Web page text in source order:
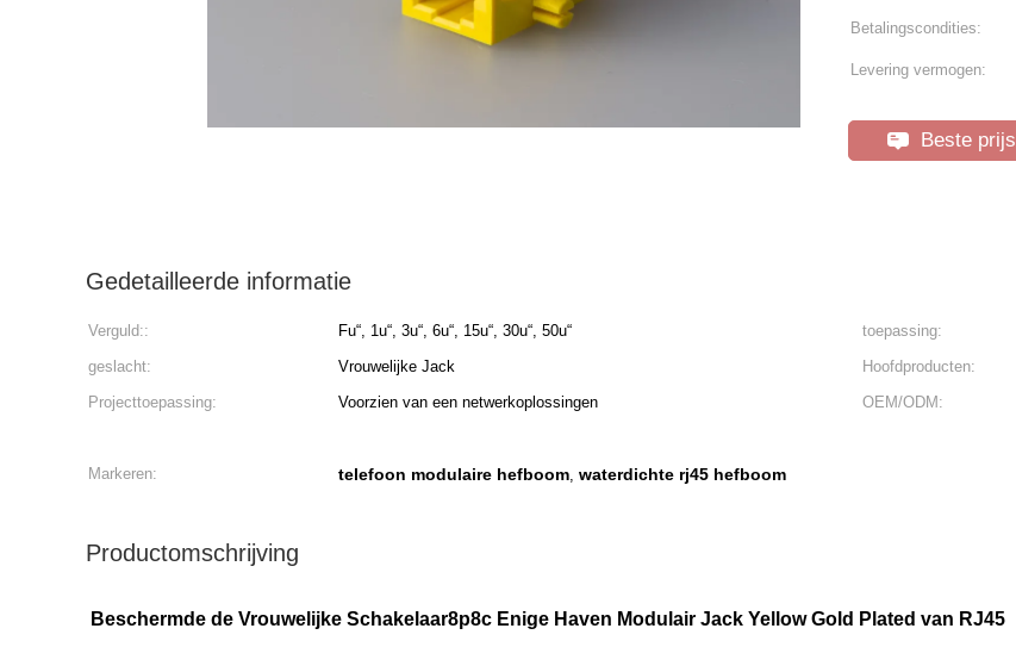
Betalingscondities:
Levering vermogen:
Beste prijs
Gedetailleerde informatie
Verguld:: Fu“, 1u“, 3u“, 6u“, 15u“, 30u“, 50u“ toepassing:
geslacht:
Vrouwelijke Jack Hoofdproducten:
Projecttoepassing:
Voorzien van een netwerkoplossingen OEM/ODM:
Markeren:
telefoon modulaire hefboom, waterdichte rj45 hefboom
Productomschrijving
Beschermde de Vrouwelijke Schakelaar8p8c Enige Haven Modulair Jack Yellow Gold Plated van RJ45